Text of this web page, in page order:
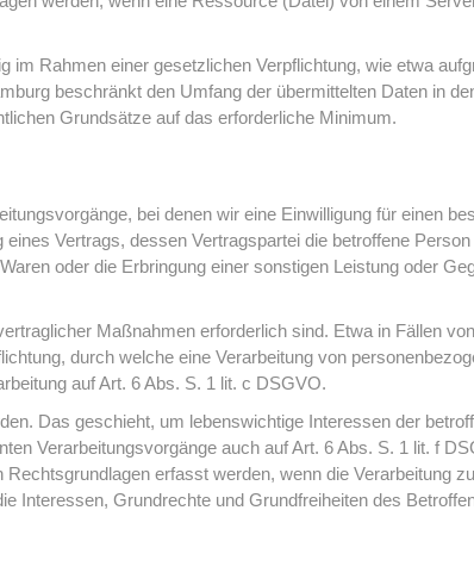
Rahmen einer gesetzlichen Verpflichtung, wie etwa
beschränkt den Umfang der übermittelten Daten in
Grundsätze auf das erforderliche Minimum.
bei denen wir eine Einwilligung für einen
Vertrags, dessen Vertragspartei die betroffene
oder die Erbringung einer sonstigen Leistung oder
Maßnahmen erforderlich sind. Etwa in Fällen
durch welche eine Verarbeitung von
auf Art. 6 Abs. S. 1 lit. c DSGVO.
Das geschieht, um lebenswichtige Interessen der
Verarbeitungsvorgänge auch auf Art. 6 Abs. S. 1 lit. f
erfasst werden, wenn die Verarbeitung
Interessen, Grundrechte und Grundfreiheiten des